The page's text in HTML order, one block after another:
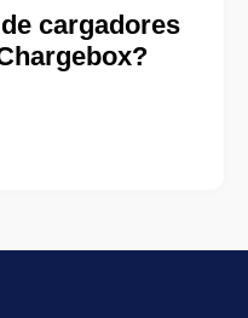
cargadores